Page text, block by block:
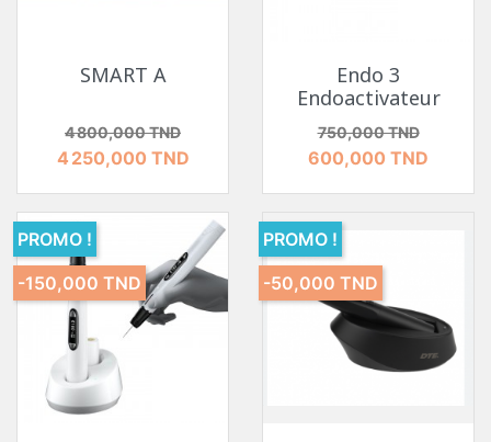
SMART A
Prix de base
4 800,000 TNDPrix
4 250,000 TND
Endo 3
Endoactivateur
Prix de base
750,000 TNDPrix
600,000 TND
PROMO !
-150,000 TND
PROMO !
-50,000 TND